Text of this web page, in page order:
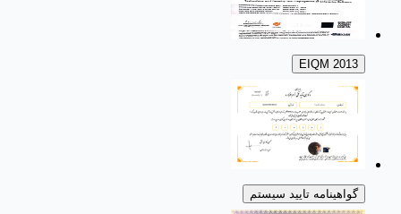
EIQM 2013
گواهینامه تایید سیستم